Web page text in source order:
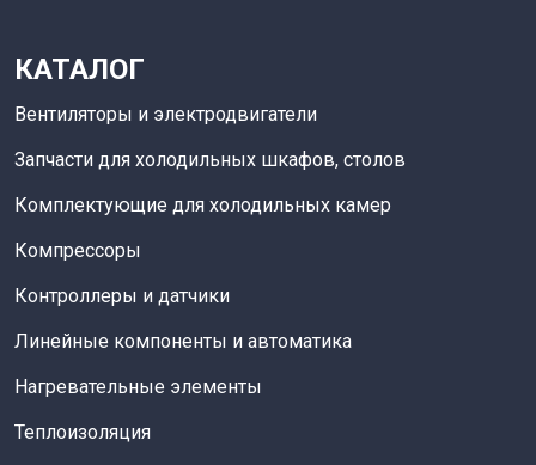
КАТАЛОГ
Вентиляторы и электродвигатели
Запчасти для холодильных шкафов, столов
Комплектующие для холодильных камер
Компрессоры
Контроллеры и датчики
Линейные компоненты и автоматика
Нагревательные элементы
Теплоизоляция